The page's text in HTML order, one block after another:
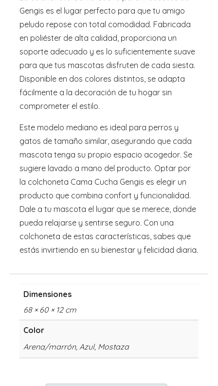
Gengis es el lugar perfecto para que tu amigo
peludo repose con total comodidad. Fabricada
en poliéster de alta calidad, proporciona un
soporte adecuado y es lo suficientemente suave
para que tus mascotas disfruten de cada siesta.
Disponible en dos colores distintos, se adapta
fácilmente a la decoración de tu hogar sin
comprometer el estilo.
Este modelo mediano es ideal para perros y
gatos de tamaño similar, asegurando que cada
mascota tenga su propio espacio acogedor. Se
sugiere lavado a mano del producto. Optar por
la colchoneta Cama Cucha Gengis es elegir un
producto que combina confort y funcionalidad.
Dale a tu mascota el lugar que se merece, donde
pueda relajarse y sentirse seguro. Con una
colchoneta de estas características, sabes que
estás invirtiendo en su bienestar y felicidad diaria.
Dimensiones
68 × 60 × 12 cm
Color
Arena/marrón, Azul, Mostaza